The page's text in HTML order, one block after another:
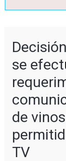
se
de
TV